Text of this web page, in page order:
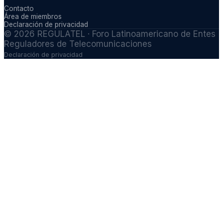
Contacto
Área de miembros
Declaración de privacidad
© 2026 REGULATEL · Foro Latinoamericano de Entes
Reguladores de Telecomunicaciones
Declaración de privacidad